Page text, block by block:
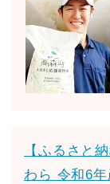
【ふるさと
わら 令和6